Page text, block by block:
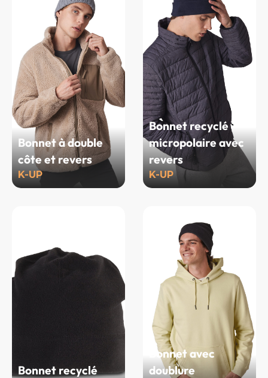
Bonnet à double
côte et revers
K-UP
Bonnet recyclé
micropolaire avec
revers
K-UP
Bonnet recyclé
Bonnet avec
doublure